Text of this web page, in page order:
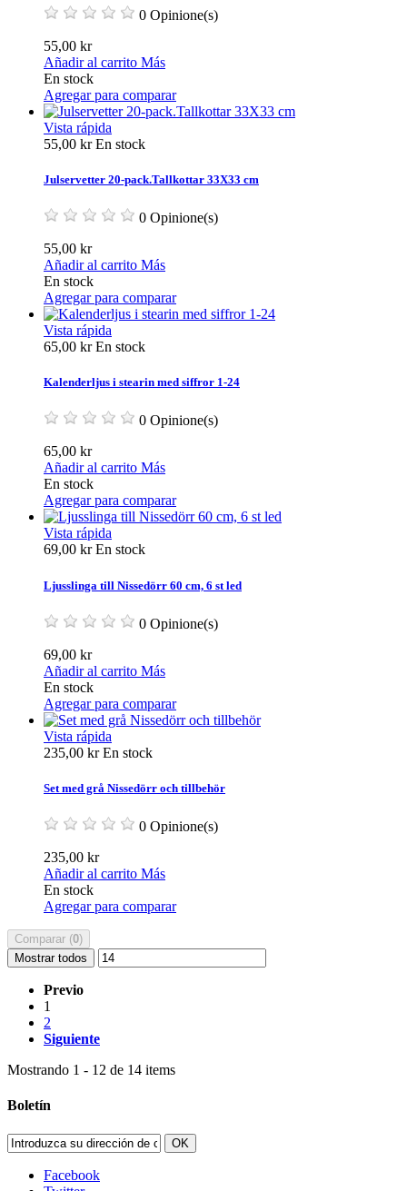
0 Opinione(s)
55,00 kr
Añadir al carrito Más
En stock
Agregar para comparar
Vista rápida
55,00 krEn stock
Julservetter 20-pack.Tallkottar 33X33 cm
0 Opinione(s)
55,00 kr
Añadir al carrito Más
En stock
Agregar para comparar
Vista rápida
65,00 krEn stock
Kalenderljus i stearin med siffror 1-24
0 Opinione(s)
65,00 kr
Añadir al carrito Más
En stock
Agregar para comparar
Vista rápida
69,00 krEn stock
Ljusslinga till Nissedörr 60 cm, 6 st led
0 Opinione(s)
69,00 kr
Añadir al carrito Más
En stock
Agregar para comparar
Vista rápida
235,00 krEn stock
Set med grå Nissedörr och tillbehör
0 Opinione(s)
235,00 kr
Añadir al carrito Más
En stock
Agregar para comparar
Comparar (0)
Mostrar todos
Previo
1
2
Siguiente
Mostrando 1 - 12 de 14 items
Boletín
OK
Facebook